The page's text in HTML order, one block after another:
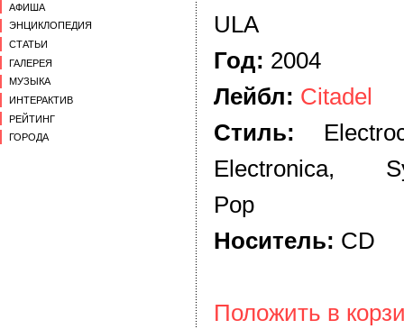
АФИША
ЭНЦИКЛОПЕДИЯ
СТАТЬИ
ГАЛЕРЕЯ
МУЗЫКА
ИНТЕРАКТИВ
РЕЙТИНГ
ГОРОДА
ULA
Год: 2004
Лейбл: Citadel
Стиль:
Electronica,
Pop
Носитель: CD
Положить в